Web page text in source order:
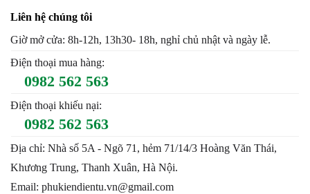
Liên hệ chúng tôi
Giờ mở cửa: 8h-12h, 13h30- 18h, nghỉ chủ nhật và ngày lễ.
Điện thoại mua hàng:
0982 562 563
Điện thoại khiếu nại:
0982 562 563
Địa chỉ: Nhà số 5A - Ngõ 71, hẻm 71/14/3 Hoàng Văn Thái,
Khương Trung, Thanh Xuân, Hà Nội.
Email: phukiendientu.vn@gmail.com